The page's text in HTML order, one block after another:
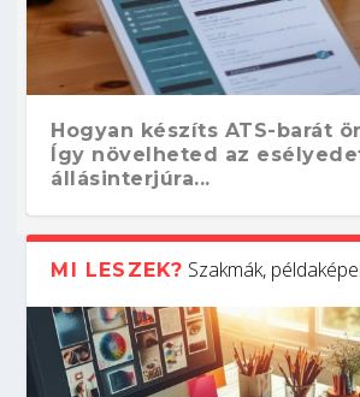
Hogyan készíts ATS-barát
Így növelheted az
állásinterjúra...
MI LESZEK? Szakmák,